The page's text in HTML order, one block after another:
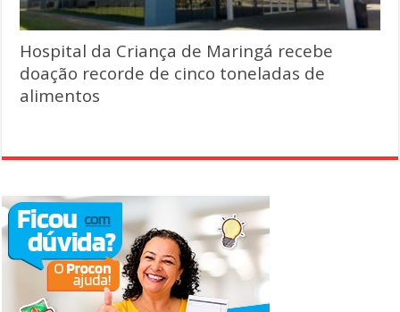
Hospital da Criança de Maringá recebe
doação recorde de cinco toneladas de
alimentos